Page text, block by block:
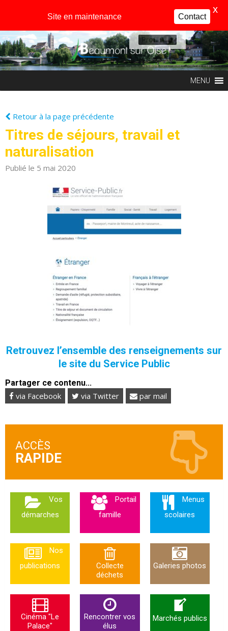
Profil
MENU
Retour à la page précédente
Titres de séjours, travail et
naturalisation
Publié le 5 mai 2020
Retrouvez l’ensemble des renseignements sur
le site du Service Public
Partager ce contenu...
via Facebook via Twitter par mail
ACCÈS
Vos
démarches
Portail
famille
Menus
scolaires
Nos
publications
Collecte
déchets
Galeries photos
Cinéma "Le
Palace"
Rencontrer vos
élus
Marchés publics
Site en maintenance Contact
X